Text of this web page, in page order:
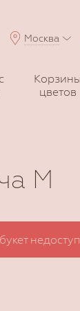
Москва
Корзины
цветов
M